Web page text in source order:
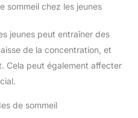
sommeil chez les jeunes
jeunes peut entraîner des
de la concentration, et
Cela peut également affecter
de sommeil